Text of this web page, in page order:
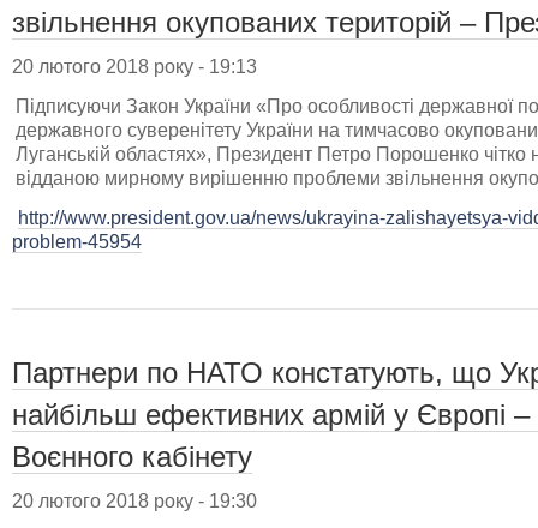
звільнення окупованих територій –
20 лютого 2018 року - 19:13
Підписуючи Закон України «Про особливості державної
державного суверенітету України на тимчасово
Луганській областях», Президент Петро Порошенко чітко
відданою мирному вирішенню проблеми звільнення
http://www.president.gov.ua/news/ukrayina-zalishayetsya-
problem-45954
Партнери по НАТО констатують, що
найбільш ефективних армій у Європі
Воєнного кабінету
20 лютого 2018 року - 19:30